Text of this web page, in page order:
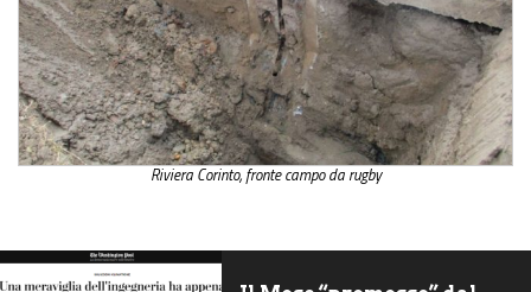
Riviera Corinto, fronte campo da rugby